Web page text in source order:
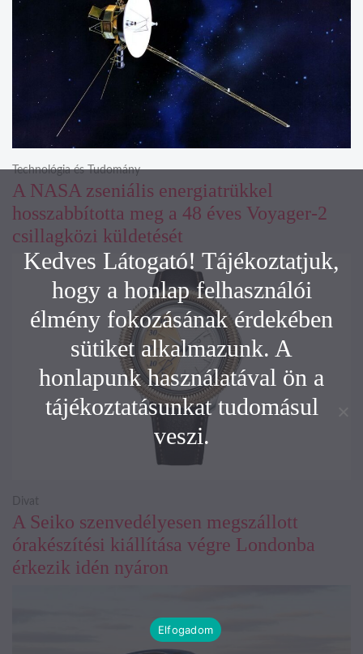
A NASA zseniális energiatrükkel
hosszabbította meg a 48 éves Voyager-2
csillagközi küldetését
Technológia és Tudomány
A Seiko szenvedélyesen megszállott
órakészítési kiállítása végre Londonba
érkezik idén nyáron
Divat
Kedves Látogató! Tájékoztatjuk,
hogy a honlap felhasználói
élmény fokozásának érdekében
sütiket alkalmazunk. A
honlapunk használatával ön a
tájékoztatásunkat tudomásul
veszi.
Elfogadom